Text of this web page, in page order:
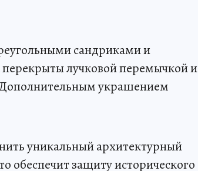
сандриками и
лучковой перемычкой и
украшением
уникальный архитектурный
обеспечит защиту исторического